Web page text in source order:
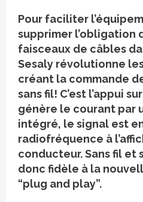
Pour faciliter
supprimer l’obligation
faisceaux de câbles
Sesaly révolutionne
créant la commande
sans fil! C’est l’appui
génère le courant par
intégré, le signal est
radiofréquence à
conducteur. Sans fil et
donc fidèle à la
“plug and play”.